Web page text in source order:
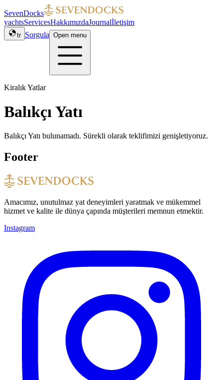
SevenDocks
yachtsServicesHakkımızdaJournalİletişim
tr Sorgula Open menu
Kiralık Yatlar
Balıkçı Yatı
Balıkçı Yatı bulunamadı. Sürekli olarak teklifimizi genişletiyoruz.
Footer
Amacımız, unutulmaz yat deneyimleri yaratmak ve mükemmel
hizmet ve kalite ile dünya çapında müşterileri memnun etmektir.
Instagram